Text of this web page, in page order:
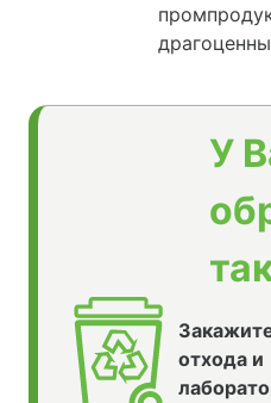
У
отхода и